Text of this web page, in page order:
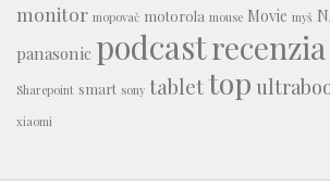
monitor mopovač motorola mouse Movie myš
panasonic podcastrecenzia
Sharepoint smart sony tablettop
xiaomi